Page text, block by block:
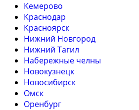
Кемерово
Краснодар
Красноярск
Нижний Новгород
Нижний Тагил
Набережные челны
Новокузнецк
Новосибирск
Омск
Оренбург